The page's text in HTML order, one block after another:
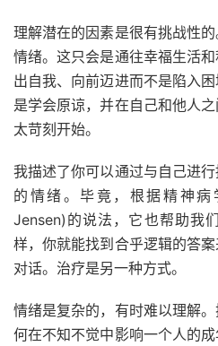
理解潜在的因素是很有挑战性
情绪。这只会是通往幸福生活
出自我、向前迈进而不是陷入
是学会原谅，并在自己和他人
太苛刻开始。
我描述了你可以通过与自己进
的情绪。毕竟，根据精神病
Jensen)的说法，它也帮助我
样，你就能找到合乎逻辑的答
对话。治疗是另一种方式。
情绪是复杂的，有时难以理解
何在不知不觉中影响一个人的